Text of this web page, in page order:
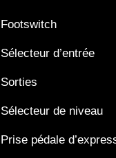
Footswitch
Sélecteur d’entrée
Sorties
Sélecteur de niveau
Prise pédale